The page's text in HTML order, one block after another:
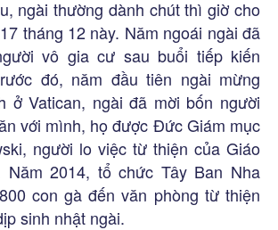
ngài thường dành chút thì giờ cho
tháng 12 này. Năm ngoái ngài đã
vô gia cư sau buổi tiếp kiến
đó, năm đầu tiên ngài mừng
ở Vatican, ngài đã mời bốn người
với mình, họ được Đức Giám mục
người lo việc từ thiện của Giáo
Năm 2014, tổ chức Tây Ban Nha
con gà đến văn phòng từ thiện
sinh nhật ngài.